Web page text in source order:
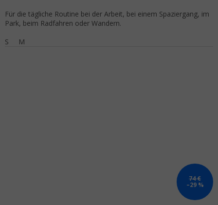
Für die tägliche Routine bei der Arbeit, bei einem Spaziergang, im
Park, beim Radfahren oder Wandern.
S
M
74 €
–29 %